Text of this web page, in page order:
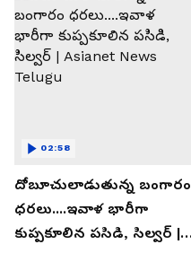
దోబూచులాడుతున్న బంగారం
ధరలు....ఇవాళ భారీగా
కుప్పకూలిన పసిడి, సిల్వర్ |
02:58